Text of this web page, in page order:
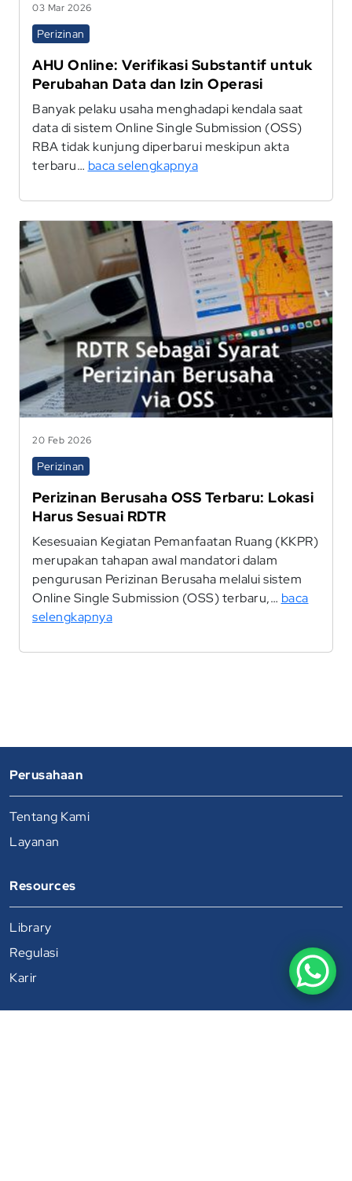
03 Mar 2026
Perizinan
AHU Online: Verifikasi Substantif untuk
Perubahan Data dan Izin Operasi
Banyak pelaku usaha menghadapi kendala saat
data di sistem Online Single Submission (OSS)
RBA tidak kunjung diperbarui meskipun akta
terbaru… baca selengkapnya
20 Feb 2026
Perizinan
Perizinan Berusaha OSS Terbaru: Lokasi
Harus Sesuai RDTR
Kesesuaian Kegiatan Pemanfaatan Ruang (KKPR)
merupakan tahapan awal mandatori dalam
pengurusan Perizinan Berusaha melalui sistem
Online Single Submission (OSS) terbaru,… baca
selengkapnya
Perusahaan
Tentang Kami
Layanan
Resources
Library
Regulasi
Karir